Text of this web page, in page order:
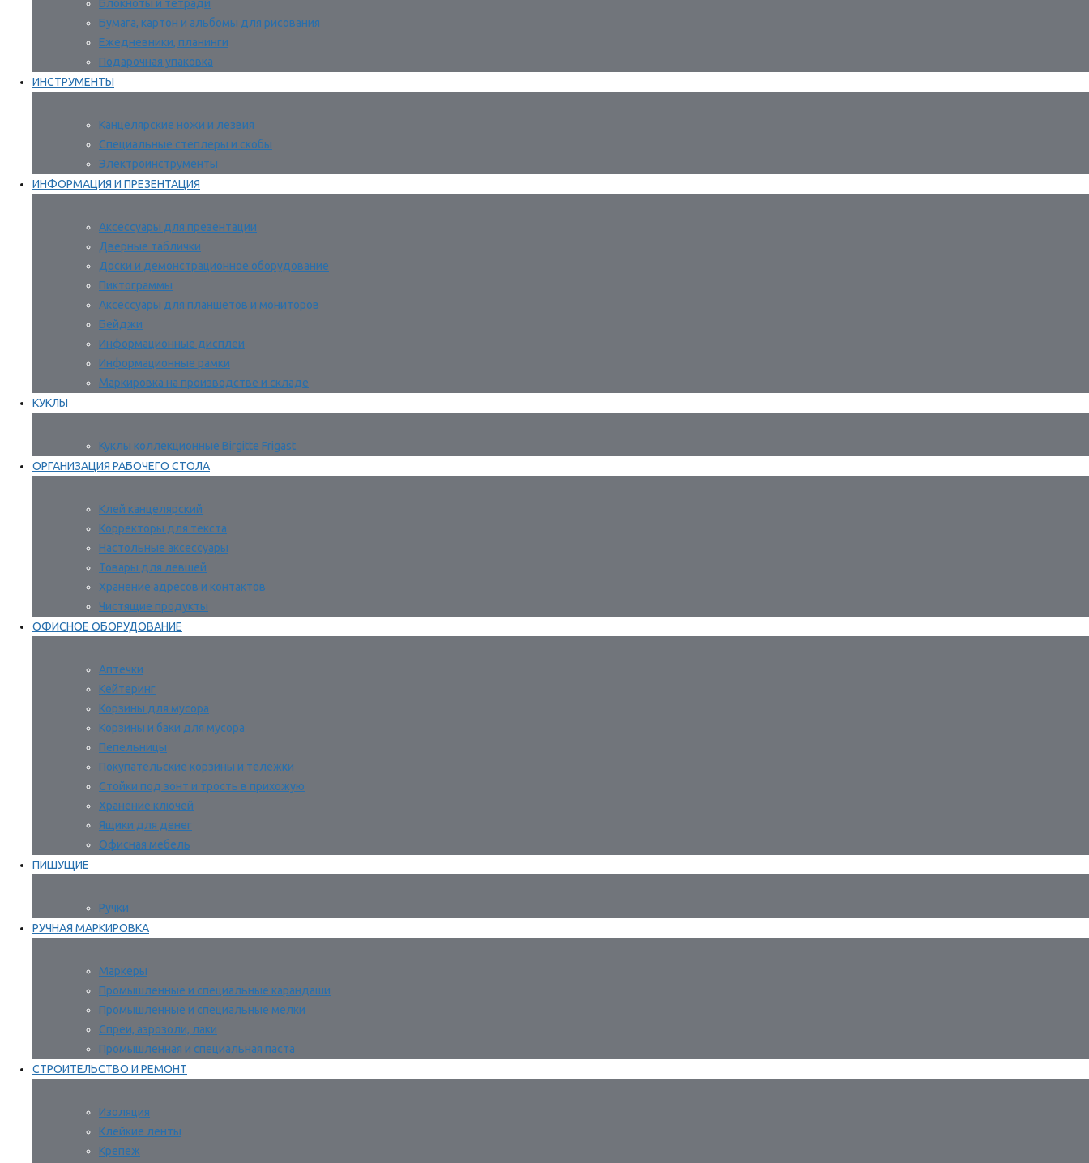
Блокноты и тетради
Бумага, картон и альбомы для рисования
Ежедневники, планинги
Подарочная упаковка
ИНСТРУМЕНТЫ
Канцелярские ножи и лезвия
Специальные степлеры и скобы
Электроинструменты
ИНФОРМАЦИЯ И ПРЕЗЕНТАЦИЯ
Аксессуары для презентации
Дверные таблички
Доски и демонстрационное оборудование
Пиктограммы
Аксессуары для планшетов и мониторов
Бейджи
Информационные дисплеи
Информационные рамки
Маркировка на производстве и складе
КУКЛЫ
Куклы коллекционные Birgitte Frigast
ОРГАНИЗАЦИЯ РАБОЧЕГО СТОЛА
Клей канцелярский
Корректоры для текста
Настольные аксессуары
Товары для левшей
Хранение адресов и контактов
Чистящие продукты
ОФИСНОЕ ОБОРУДОВАНИЕ
Аптечки
Кейтеринг
Корзины для мусора
Корзины и баки для мусора
Пепельницы
Покупательские корзины и тележки
Стойки под зонт и трость в прихожую
Хранение ключей
Ящики для денег
Офисная мебель
ПИШУЩИЕ
Ручки
РУЧНАЯ МАРКИРОВКА
Маркеры
Промышленные и специальные карандаши
Промышленные и специальные мелки
Спреи, аэрозоли, лаки
Промышленная и специальная паста
СТРОИТЕЛЬСТВО И РЕМОНТ
Изоляция
Клейкие ленты
Крепеж